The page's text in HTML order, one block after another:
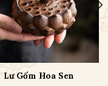
Lư Gốm Hoa Sen